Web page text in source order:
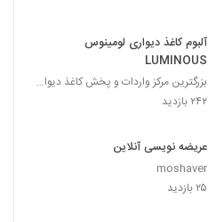
آلبوم کاغذ دیواری لومینوس
LUMINOUS
بزرگترین مرکز واردات و پخش کاغذ دیواری
۲۴۲ بازدید
عریضه نویسی آنلاین
moshaver
۲۵ بازدید